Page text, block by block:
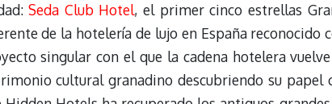
Seda Club Hotel, el primer cinco estrellas
de la hotelería de lujo en España reconocido
singular con el que la cadena hotelera
cultural granadino descubriendo su papel